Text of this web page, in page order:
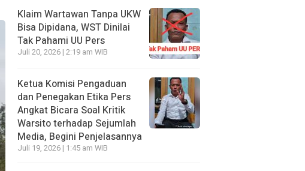
Klaim Wartawan Tanpa UKW
Bisa Dipidana, WST Dinilai
Tak Pahami UU Pers
Juli 20, 2026 | 2:19 am WIB
Ketua Komisi Pengaduan
dan Penegakan Etika Pers
Angkat Bicara Soal Kritik
Warsito terhadap Sejumlah
Media, Begini Penjelasannya
Juli 19, 2026 | 1:45 am WIB